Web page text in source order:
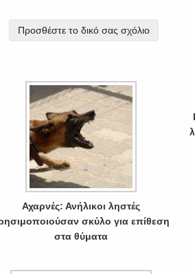
Προσθέστε το δικό σας σχόλιο
Αχαρνές: Ανήλικοι ληστές
σκύλο για επίθεση
στα θύματα